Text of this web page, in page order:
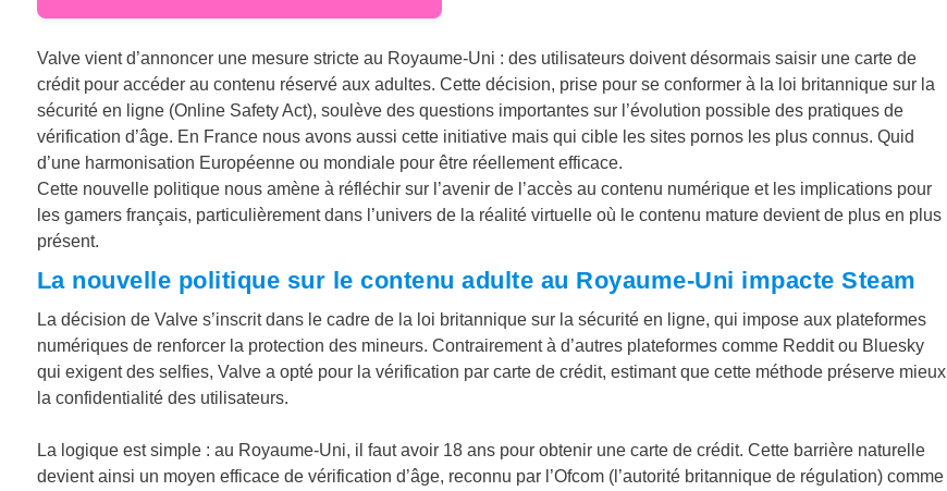
Valve vient d’annoncer une mesure stricte au Royaume-Uni : des utilisateurs doivent désormais saisir une carte de
crédit pour accéder au contenu réservé aux adultes. Cette décision, prise pour se conformer à la loi britannique sur la
sécurité en ligne (Online Safety Act), soulève des questions importantes sur l’évolution possible des pratiques de
vérification d’âge. En France nous avons aussi cette initiative mais qui cible les sites pornos les plus connus. Quid
d’une harmonisation Européenne ou mondiale pour être réellement efficace.
Cette nouvelle politique nous amène à réfléchir sur l’avenir de l’accès au contenu numérique et les implications pour
les gamers français, particulièrement dans l’univers de la réalité virtuelle où le contenu mature devient de plus en plus
présent.
La nouvelle politique sur le contenu adulte au Royaume-Uni impacte Steam
La décision de Valve s’inscrit dans le cadre de la loi britannique sur la sécurité en ligne, qui impose aux plateformes
numériques de renforcer la protection des mineurs. Contrairement à d’autres plateformes comme Reddit ou Bluesky
qui exigent des selfies, Valve a opté pour la vérification par carte de crédit, estimant que cette méthode préserve mieux
la confidentialité des utilisateurs.
La logique est simple : au Royaume-Uni, il faut avoir 18 ans pour obtenir une carte de crédit. Cette barrière naturelle
devient ainsi un moyen efficace de vérification d’âge, reconnu par l’Ofcom (l’autorité britannique de régulation) comme